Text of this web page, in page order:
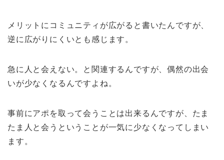
メリットにコミュニティが広がると書いたんですが、
逆に広がりにくいとも感じます。
急に人と会えない。と関連するんですが、偶然の出会
いが少なくなるんですよね。
事前にアポを取って会うことは出来るんですが、たま
たま人と会うということが一気に少なくなってしまい
ます。